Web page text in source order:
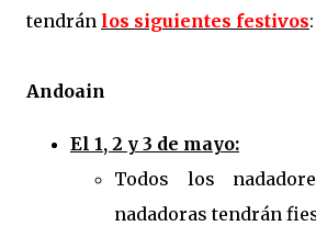
tendrán los siguientes festivos:
Andoain
El 1, 2 y 3 de mayo:
Todos los
nadadoras tendrán